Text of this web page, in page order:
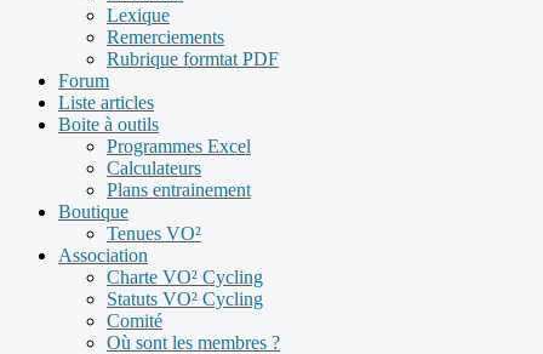
Lexique
Remerciements
Rubrique formtat PDF
Forum
Liste articles
Boite à outils
Programmes Excel
Calculateurs
Plans entrainement
Boutique
Tenues VO²
Association
Charte VO² Cycling
Statuts VO² Cycling
Comité
Où sont les membres ?